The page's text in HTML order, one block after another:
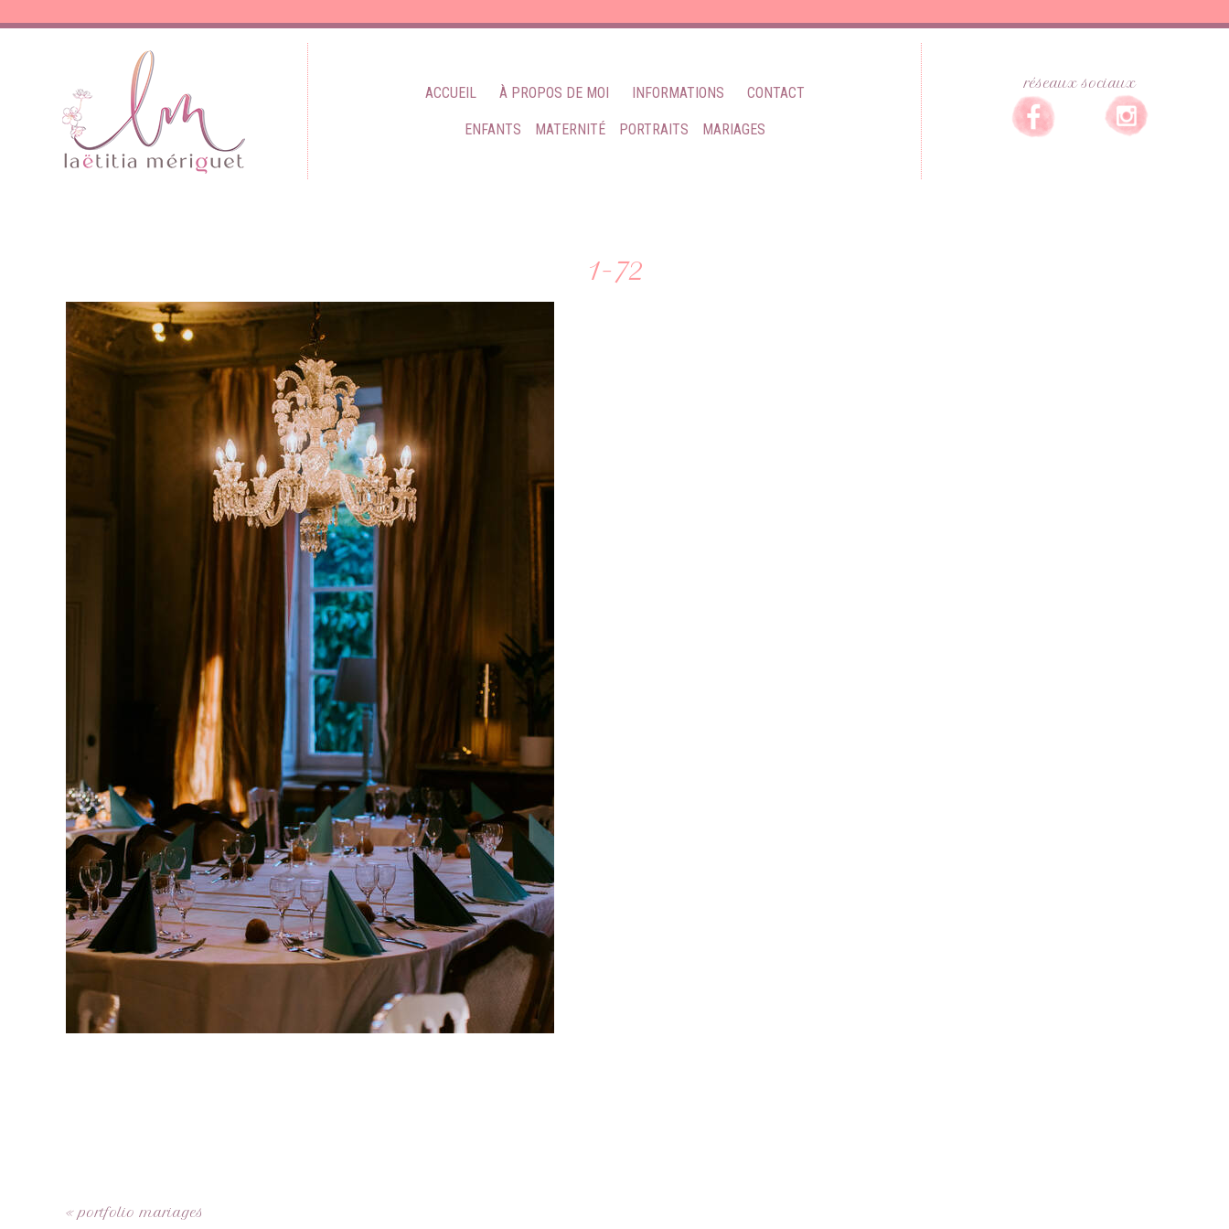
ACCUEIL À PROPOS DE MOI INFORMATIONS CONTACT
ENFANTS MATERNITÉ PORTRAITS MARIAGES
réseaux sociaux
1-72
« portfolio mariages